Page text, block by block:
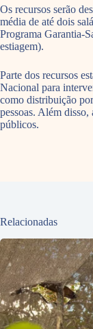
Os recursos serão
média de até dois
Programa Garantia-
estiagem).
Parte dos recursos
Nacional para
como distribuição
pessoas. Além
públicos.
Relacionadas